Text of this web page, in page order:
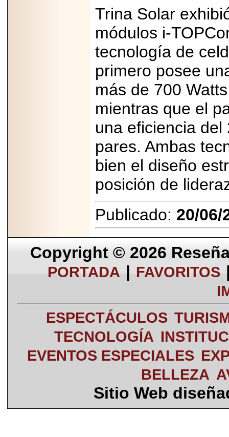
Trina Solar
módulos i-
tecnología de
primero posee
más de 700
mientras que el
una eficiencia
pares. Ambas
bien el diseño
posición de
Publicado: 20/06/
Copyright © 2026
PORTADA | FAVORITOS
ESPECTÁCULOS
TECNOLOGÍA
EVENTOS ESPECIALES
BELLEZA
Sitio Web